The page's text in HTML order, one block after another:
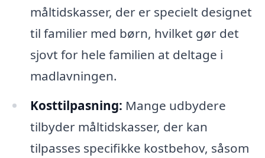
måltidskasser, der er specielt designet
til familier med børn, hvilket gør det
sjovt for hele familien at deltage i
madlavningen.
Kosttilpasning: Mange udbydere
tilbyder måltidskasser, der kan
tilpasses specifikke kostbehov, såsom